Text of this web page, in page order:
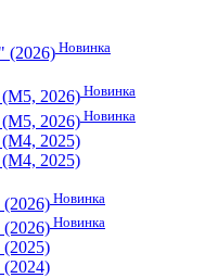
(2026) Новинка
2026)Новинка
2026)Новинка
2025)
2025)
Новинка
Новинка